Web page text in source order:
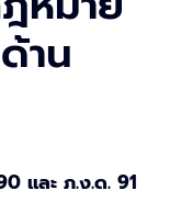
าน
และ ภ.ง.ด. 91